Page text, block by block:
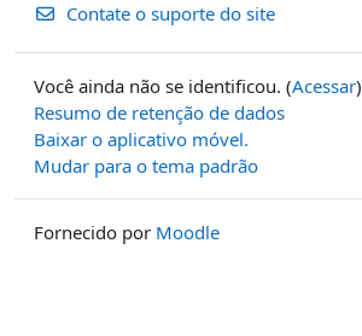
Contate o suporte do site
Você ainda não se identificou. (Acessar)
Resumo de retenção de dados
Baixar o aplicativo móvel.
Mudar para o tema padrão
Fornecido por Moodle